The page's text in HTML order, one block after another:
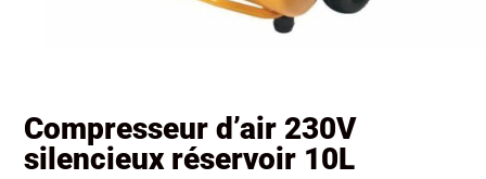
Compresseur d’air 230V
silencieux réservoir 10L